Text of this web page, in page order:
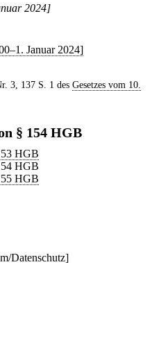
2024]
Januar 2024]
3, 137 S. 1 des Gesetzes vom 10.
§ 154 HGB
HGB
HGB
HGB
Datenschutz]